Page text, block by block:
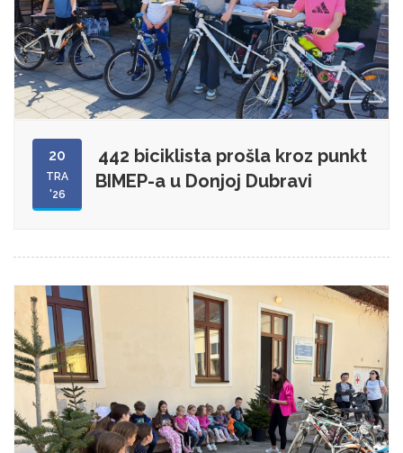
20
TRA
'26
442 biciklista prošla kroz punkt
BIMEP-a u Donjoj Dubravi